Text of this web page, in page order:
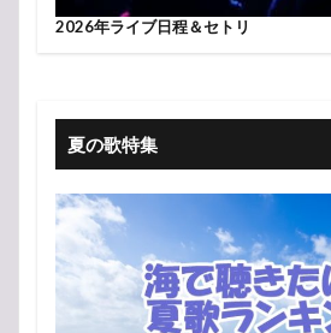
2026年ライブ日程＆セトリ
夏の歌特集